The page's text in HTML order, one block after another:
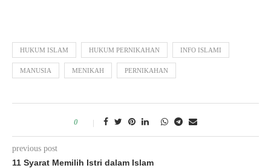
HUKUM ISLAM HUKUM PERNIKAHAN INFO ISLAMI
MANUSIA MENIKAH PERNIKAHAN
0
previous post
11 Syarat Memilih Istri dalam Islam